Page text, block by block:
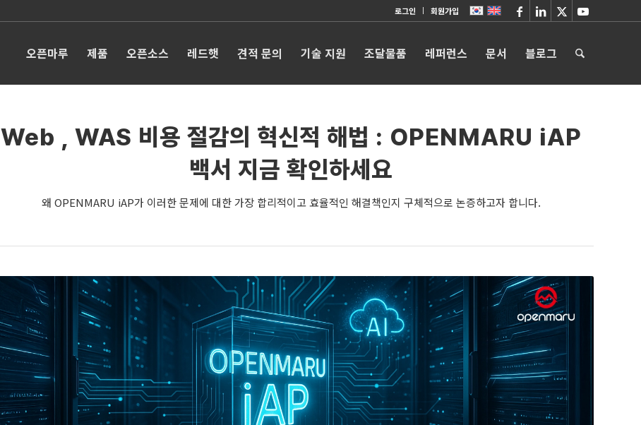
로그인 회원가입
오픈마루 제품 오픈소스 레드햇 견적 문의 기술 지원 조달물품 레퍼런스 문서 블로그
Web , WAS 비용 절감의 혁신적 해법 : OPENMARU iAP
백서 지금 확인하세요
왜 OPENMARU iAP가 이러한 문제에 대한 가장 합리적이고 효율적인 해결책인지 구체적으로 논증하고자 합니다.